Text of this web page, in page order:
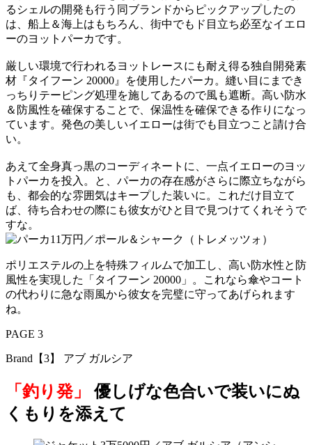
るシェルの開発も行う同ブランドからピックアップしたの
は、船上＆海上はもちろん、街中でもド目立ち必至なイエロ
ーのヨットパーカです。
厳しい環境で行われるヨットレースにも耐え得る独自開発素
材『タイフーン 20000』を使用したパーカ。縫い目にまでき
っちりテーピング処理を施してあるので風も遮断。高い防水
＆防風性を確保することで、保温性を確保できる作りになっ
ています。発色の美しいイエローは街でも目立つこと請け合
い。
あえて全身真っ黒のコーディネートに、一点イエローのヨッ
トパーカを投入。と、パーカの存在感がさらに際立ちながら
も、都会的な雰囲気はキープした装いに。これだけ目立て
ば、待ち合わせの際にも彼女がひと目で見つけてくれそうで
すな。
ポリエステルの上を特殊フィルムで加工し、高い防水性と防
風性を実現した「タイフーン 20000」。これなら傘やコート
の代わりに急な雨風から彼女を完璧に守ってあげられます
ね。
PAGE 3
Brand【3】 アブ ガルシア
「釣り発」優しげな色合いで装いにぬ
くもりを添えて